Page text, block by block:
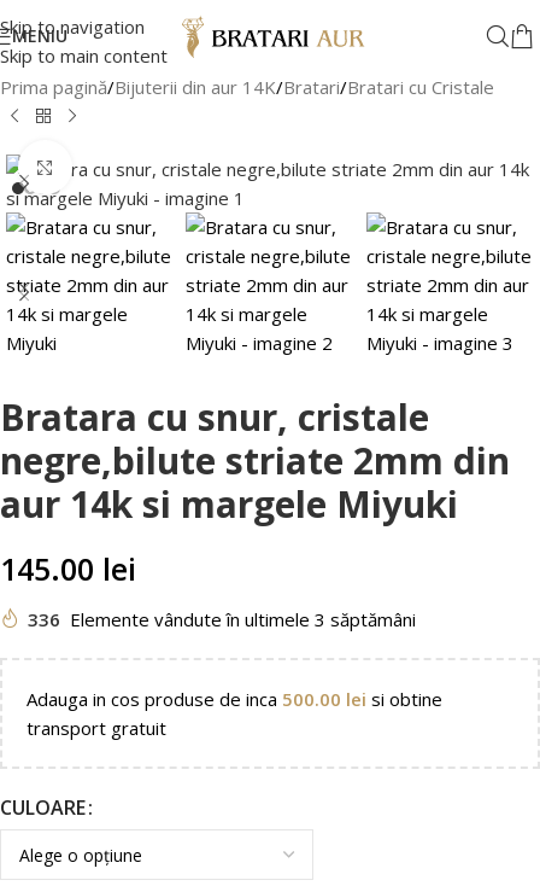
Skip to navigation
Skip to main content
MENIU
Prima pagină/Bijuterii din aur 14K/Bratari/Bratari cu Cristale
Faceți clic pentru a mări
Bratara cu snur, cristale
negre,bilute striate 2mm din
aur 14k si margele Miyuki
145.00 lei
336 Elemente vândute în ultimele 3 săptămâni
Adauga in cos produse de inca 500.00 lei si obtine
transport gratuit
CULOARE